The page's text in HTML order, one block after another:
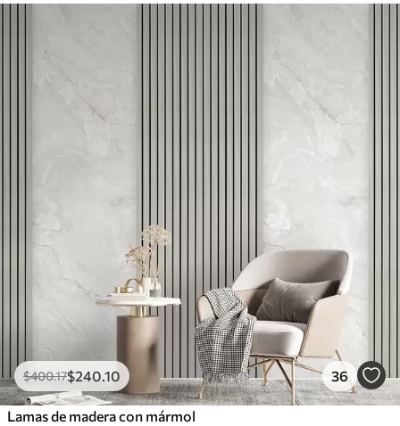
$400.17$240.10 36
Lamas de madera con mármol